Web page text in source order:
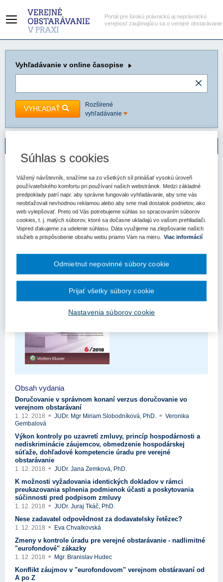
Portál pre širokú právnickú aj neprávnickú
verejnosť zaujímajúcu sa o verejné obstarávanie
Vyhľadávanie v online časopise
VYHĽADAŤ
Rozšírené
vyhľadávanie
Hlavná stránka
Verejné obstarávanie - právo a prax
Verejné obstarávanie - právo a prax
6/2018
ISSN 2453-6512 (online)
ISSN
1339-5963 (tlačené vydanie)
Obsah vydania
Doručovanie v správnom konaní verzus doručovanie vo
verejnom obstarávaní
1. 12. 2018 JUDr. Mgr Miriam Slobodníková, PhD.
Veronika
Gembalová
Výkon kontroly po uzavretí zmluvy, princíp hospodárnosti a
nediskriminácie záujemcov, obmedzenie hospodárskej
súťaže, dohľadové kompetencie úradu pre verejné
obstarávanie
1. 12. 2018 JUDr. Jana Zemková, PhD.
K možnosti vyžadovania identických dokladov v rámci
preukazovania splnenia podmienok účasti a poskytovania
súčinnosti pred podpisom zmluvy
1. 12. 2018 JUDr. Juraj Tkáč, PhD.
Nese zadavatel odpovědnost za dodavatelsky řetězec?
1. 12. 2018 Eva Chvalkovská
Zmeny v kontrole úradu pre verejné obstarávanie - nadlimitné
"eurofondové" zákazky
1. 12. 2018 Mgr. Branislav Hudec
Konflikt záujmov v "eurofondovom" verejnom obstáravaní od
A po Z
Súhlas s cookies
Vážený návštevník, snažíme sa zo všetkých síl prinášať vysokú úroveň
používateľského komfortu pri používaní našich webstránok. Medzi základné
predpoklady patrí napr. aby správne fungovalo vyhľadávanie, aby sme vás
neobťažovali nevhodnou reklamou alebo aby sme mali dostatok podnetov, ako
web vylepšovať. Preto od Vás potrebujeme súhlas so spracovaním súborov
cookies, t. j. malých súborov, ktoré sa dočasne ukladajú vo vašom prehliadači.
Vopred ďakujeme za udelenie súhlasu. Dáta využijeme na zlepšovanie našich
služieb a prispôsobenie obsahu webu priamo Vám na mieru. Viac informácií
Nastavenia súborov cookie
Odmietnut nepovinné súbory cookie
Prijať všetky súbory cookie